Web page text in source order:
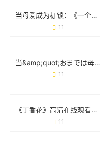
当母爱成为枷锁：《一个好妈妈的D3申字电影》为何刺痛千万人
11
当&amp;quot;おまでは母に漂う&amp;quot;成为英文：一场关于翻译的奇妙漂流
11
《丁香花》高清在线观看完整剧情：从虐心故事到观影避坑指南
11